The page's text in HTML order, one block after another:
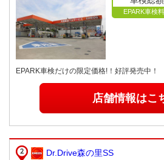
EPARK車検
EPARK車検だけの限定価格!！好評発売中！
店舗情報はこ
Dr.Drive森の里SS